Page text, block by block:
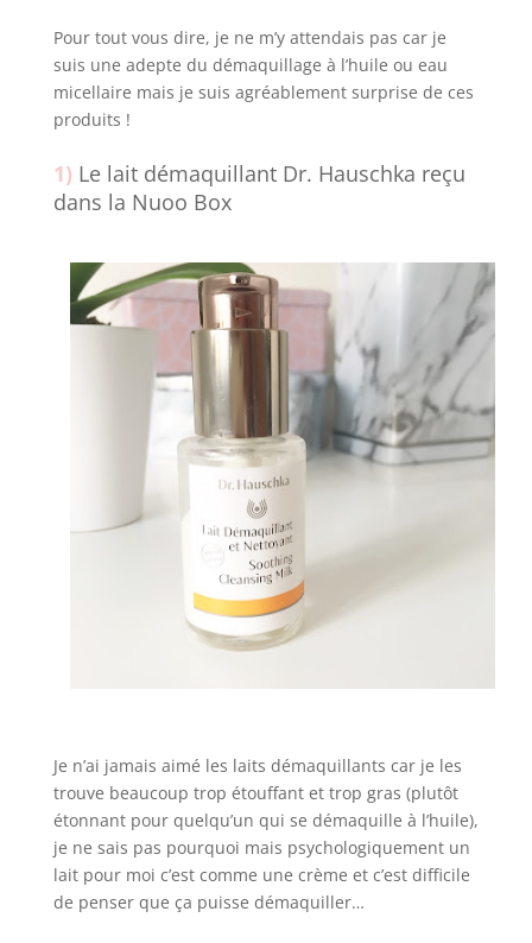
Pour tout vous dire, je ne m’y attendais pas car je
suis une adepte du démaquillage à l’huile ou eau
micellaire mais je suis agréablement surprise de ces
produits !
1) Le lait démaquillant Dr. Hauschka reçu
dans la Nuoo Box
Je n’ai jamais aimé les laits démaquillants car je les
trouve beaucoup trop étouffant et trop gras (plutôt
étonnant pour quelqu’un qui se démaquille à l’huile),
je ne sais pas pourquoi mais psychologiquement un
lait pour moi c’est comme une crème et c’est difficile
de penser que ça puisse démaquiller…